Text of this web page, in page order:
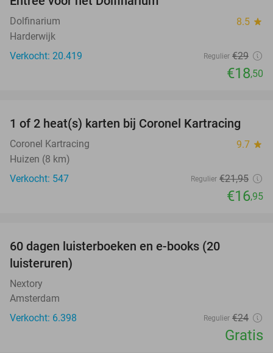
Dolfinarium 8.5 star
Harderwijk
Verkocht: 20.419
Regulier €29
€18,50
23%
1 of 2 heat(s) karten bij Coronel Kartracing
Coronel Kartracing 9.7 star
Huizen (8 km)
Verkocht: 547
Regulier €21,95
€16,95
60 dagen luisterboeken en e-books (20
luisteruren)
Nextory
Amsterdam
Verkocht: 6.398
Regulier €24
Gratis